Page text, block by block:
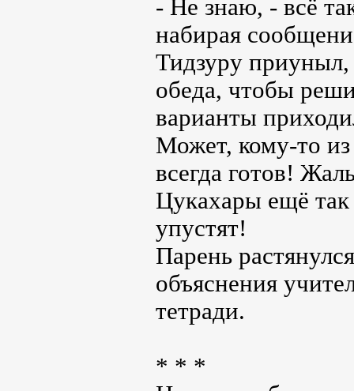
- Не знаю, - всё
набирая
Тидзуру приуныл,
обеда, чтобы
варианты
Может, кому-то
всегда готов!
Цукахары ещё
упустят!
Парень
объяснения
тетради.
* * *